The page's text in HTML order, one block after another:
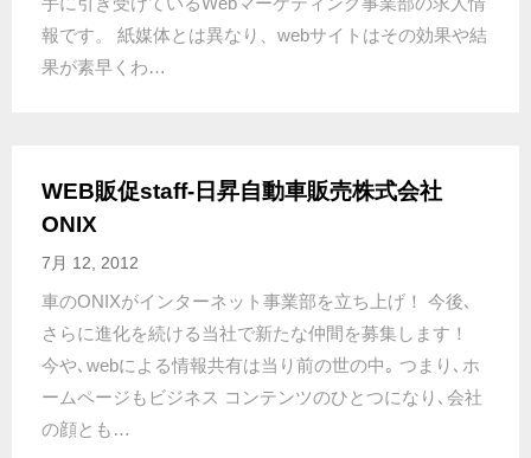
報です。 紙媒体とは異なり、webサイトはその効果や結
果が素早くわ…
WEB販促staff-日昇自動車販売株式会社
ONIX
7月 12, 2012
車のONIXがインターネット事業部を立ち上げ！ 今後､
さらに進化を続ける当社で新たな仲間を募集します！
今や､webによる情報共有は当り前の世の中｡ つまり､ホ
ームページもビジネス コンテンツのひとつになり､会社
の顔とも…